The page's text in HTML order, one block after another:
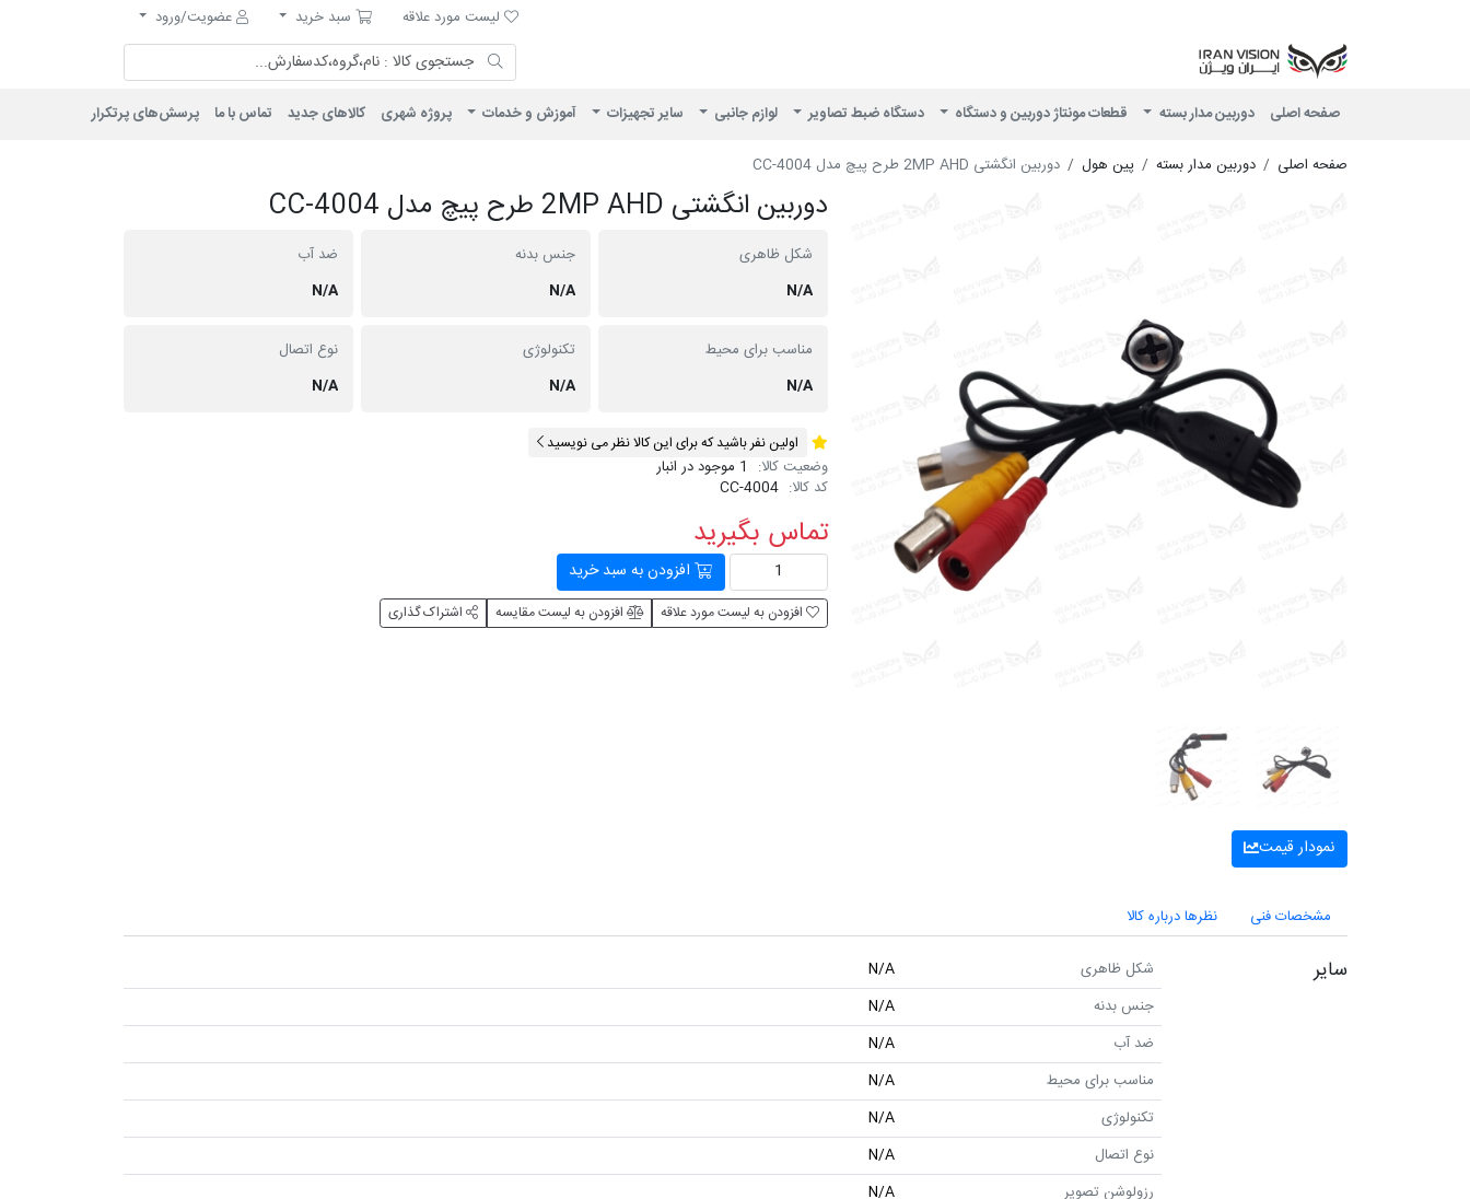
لیست مورد علاقه
لیست مورد علاقه سبد خرید
سبد خرید
عضویت/ورود
صفحه اصلی دوربین مدار بسته قطعات مونتاژ دوربین و دستگاه دستگاه ضبط تصاویر لوازم جانبی سایر تجهیزات آموزش و خدمات پروژه شهری کالاهای جدید تماس با ما پرسش‌های پرتکرار
صفحه اصلی دوربین مدار بسته پین هول دوربین انگشتی 2MP AHD طرح پیچ مدل CC-4004
نمودار قیمت
دوربین انگشتی 2MP AHD طرح پیچ مدل CC-4004
شکل ظاهری
N/A
جنس بدنه
N/A
ضد آب
N/A
مناسب برای محیط
N/A
تکنولوژی
N/A
نوع اتصال
N/A
اولین نفر باشید که برای این کالا نظر می نویسید
وضعیت کالا: 1 موجود در انبار
کد کالا: CC-4004
تماس بگیرید
افزودن به سبد خرید
افزودن به لیست مورد علاقه افزودن به لیست مقایسه اشتراک گذاری
مشخصات فنی نظرها درباره کالا
سایر شکل ظاهری
N/A
جنس بدنه
N/A
ضد آب
N/A
مناسب برای محیط
N/A
تکنولوژی
N/A
نوع اتصال
N/A
رزولوشن تصویر
N/A